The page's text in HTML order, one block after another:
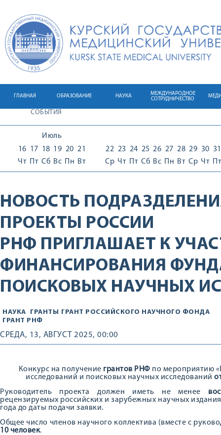
ГЛАВНАЯ ОБРАЗОВАНИЕ НАУКА
МЕЖДУНАРОДНОЕ
СОТРУДНИЧЕСТВО
СОБЫТИЯ
Июль
16
Чт
17
Пт
18
Сб
19
Вс
20
Пн
21
Вт
22
Ср
23
Чт
24
Пт
25
Сб
26
Вс
27
Пн
28
Вт
29
Ср
30
Чт
31
Пт
НОВОСТЬ
ПРОЕКТЫ РОССИИ
РНФ ПРИГЛАШАЕТ К
ФИНАНСИРОВАНИЯ
ПОИСКОВЫХ НАУЧНЫХ
НАУКА ГРАНТЫ ГРАНТ РОССИЙСКОГО НАУЧНОГО ФОНДА
ГРАНТ РНФ
СРЕДА, 13, АВГУСТ 2025, 00:00
Конкурс на получение грантов РНФ по мероприятию
исследований и поисковых научных исследований
Руководитель проекта должен иметь не менее
рецензируемых российских и зарубежных научных
года до даты подачи заявки.
Общее число членов научного коллектива (вместе с
10 человек.